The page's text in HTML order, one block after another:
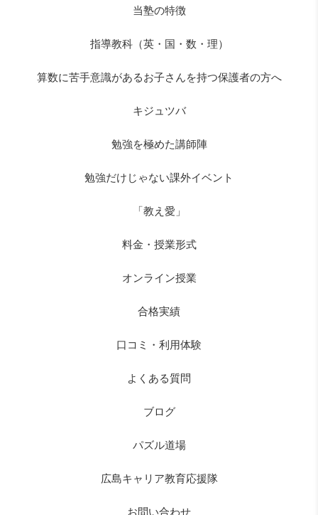
当塾の特徴
指導教科（英・国・数・理）
算数に苦手意識があるお子さんを持つ保護者の方へ
キジュツバ
勉強を極めた講師陣
勉強だけじゃない課外イベント
「教え愛」
料金・授業形式
オンライン授業
合格実績
口コミ・利用体験
よくある質問
ブログ
パズル道場
広島キャリア教育応援隊
お問い合わせ